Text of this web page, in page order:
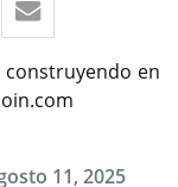
construyendo en
11, 2025